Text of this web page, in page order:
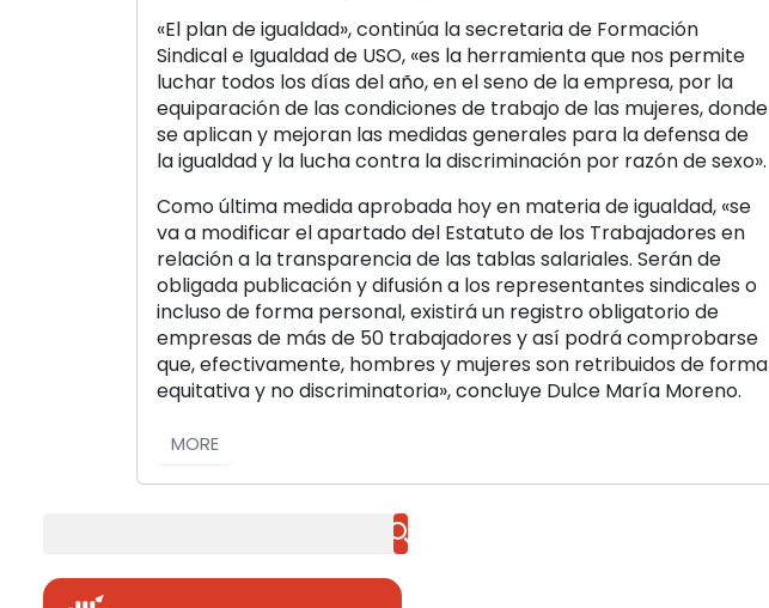
«El plan de igualdad», continúa la secretaria de Formación
Sindical e Igualdad de USO, «es la herramienta que nos permite
luchar todos los días del año, en el seno de la empresa, por la
equiparación de las condiciones de trabajo de las mujeres, donde
se aplican y mejoran las medidas generales para la defensa de
la igualdad y la lucha contra la discriminación por razón de sexo».
Como última medida aprobada hoy en materia de igualdad, «se
va a modificar el apartado del Estatuto de los Trabajadores en
relación a la transparencia de las tablas salariales. Serán de
obligada publicación y difusión a los representantes sindicales o
incluso de forma personal, existirá un registro obligatorio de
empresas de más de 50 trabajadores y así podrá comprobarse
que, efectivamente, hombres y mujeres son retribuidos de forma
equitativa y no discriminatoria», concluye Dulce María Moreno.
MORE